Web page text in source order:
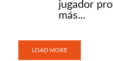
jugador
más...
LOAD MORE